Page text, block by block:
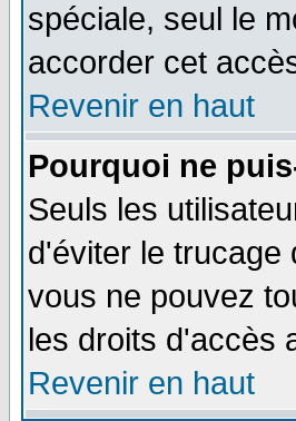
spéciale, seul le
accorder cet
Revenir en haut
Pourquoi ne
Seuls les
d'éviter le trucage
vous ne pouvez
les droits d'accès
Revenir en haut